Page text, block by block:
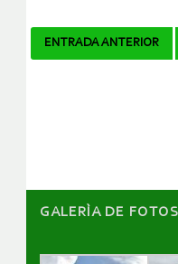
Navegador
ENTRADA ANTERIOR
GALERÌA DE FOTOS